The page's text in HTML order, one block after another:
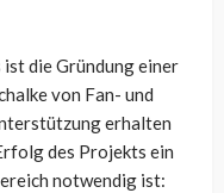
die Gründung einer
von Fan- und
erhalten
des Projekts ein
notwendig ist: